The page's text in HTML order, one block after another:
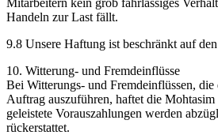
Handeln zur Last fällt.
9.8 Unsere Haftung ist beschränkt auf
10. Witterung- und Fremdeinflüsse
Bei Witterungs- und Fremdeinflüssen, die
Auftrag auszuführen, haftet die
geleistete Vorauszahlungen werden
rückerstattet.